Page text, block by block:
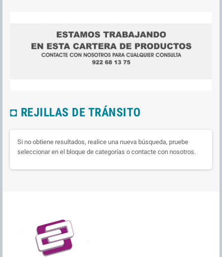
◘ REJILLAS DE TRÁNSITO
Si no obtiene resultados, realice una nueva búsqueda, pruebe
seleccionar en el bloque de categorías o contacte con nosotros.